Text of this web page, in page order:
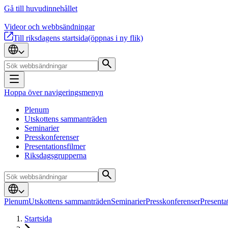
Gå till huvudinnehållet
Videor och webbsändningar
Till riksdagens startsida(öppnas i ny flik)
Hoppa över navigeringsmenyn
Plenum
Utskottens sammanträden
Seminarier
Presskonferenser
Presentationsfilmer
Riksdagsgrupperna
PlenumUtskottens sammanträdenSeminarierPresskonferenser
Startsida